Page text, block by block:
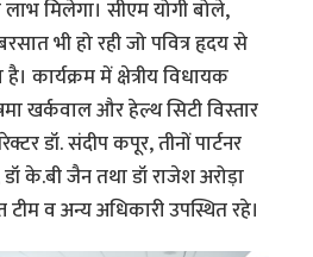
लाभ मिलेगा। सीएम योगी बोले,
भी हो रही जो पवित्र हृदय से
कार्यक्रम में क्षेत्रीय विधायक
खर्कवाल और हेल्थ सिटी विस्तार
डॉ. संदीप कपूर, तीनों पार्टनर
के.बी जैन तथा डॉ राजेश अरोड़ा
व अन्य अधिकारी उपस्थित रहे।